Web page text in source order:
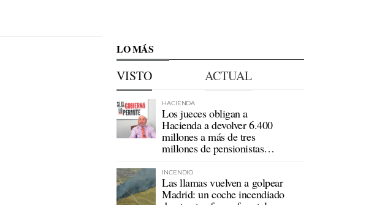
LO MÁS
VISTO ACTUAL
HACIENDA
Los jueces obligan a
Hacienda a devolver 6.400
millones a más de tres
millones de pensionistas
INCENDIO
Las llamas vuelven a golpear
Madrid: un coche incendiado